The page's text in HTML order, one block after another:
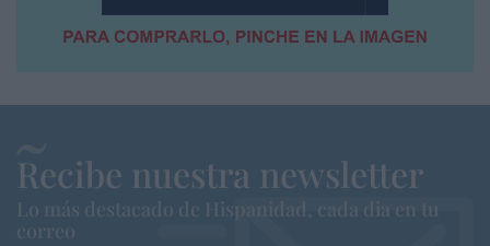
Recibe nuestra newsletter
Lo más destacado de Hispanidad, cada dia en tu
correo